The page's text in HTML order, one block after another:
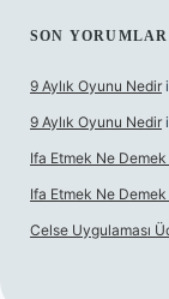
SON YORUMLAR
9 Aylık Oyunu Nedir
9 Aylık Oyunu Nedir
Ifa Etmek Ne
Ifa Etmek Ne
Celse Uygulaması